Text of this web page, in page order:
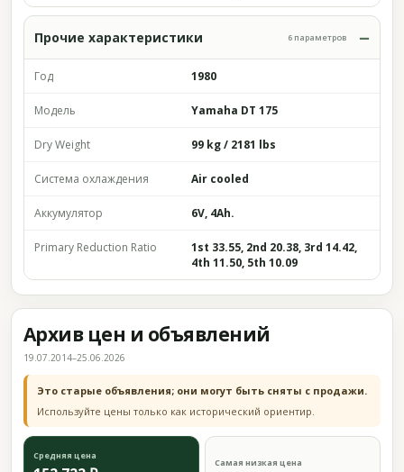
Прочие характеристики 6 параметров
Год 1980
Модель Yamaha DT 175
Dry Weight 99 kg / 2181 lbs
Система охлаждения Air cooled
Аккумулятор 6V, 4Ah.
Primary Reduction Ratio
1st 33.55, 2nd 20.38, 3rd 14.42,
4th 11.50, 5th 10.09
Архив цен и объявлений
19.07.2014–25.06.2026
Это старые объявления; они могут быть сняты с продажи.
Используйте цены только как исторический ориентир.
Средняя цена
Самая низкая цена